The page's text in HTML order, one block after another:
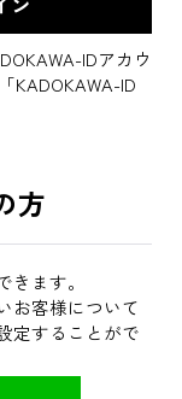
IDアカウ
KADOKAWA-ID
方
ます。
お客様について
定することがで